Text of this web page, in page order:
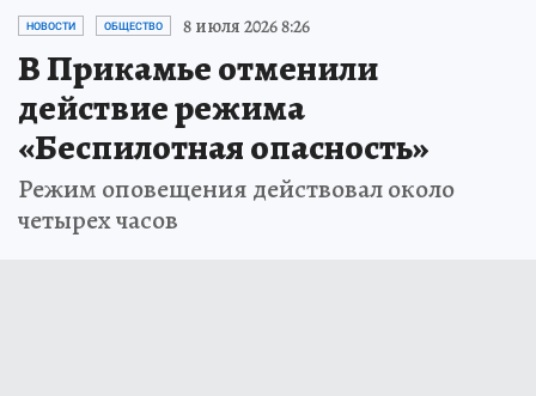
НОВОСТИ ОБЩЕСТВО 8 июля 2026 8:26
В Прикамье отменили
действие режима
«Беспилотная опасность»
Режим оповещения действовал около
четырех часов